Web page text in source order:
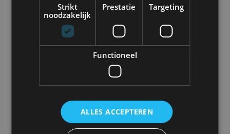
Strikt
noodzakelijk
Prestatie Targeting
Functioneel
ALLES ACCEPTEREN